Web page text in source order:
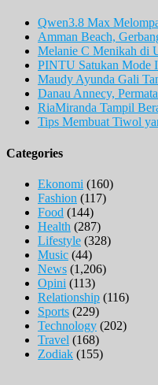
Qwen3.8 Max
Amman Beach,
Melanie C Menikah di
PINTU Satukan Mode
Maudy Ayunda Gali
Danau Annecy,
RiaMiranda Tampil
Tips Membuat Tiwol
Categories
Ekonomi (160)
Fashion (117)
Food (144)
Health (287)
Lifestyle (328)
Music (44)
News (1,206)
Opini (113)
Relationship (116)
Sports (229)
Technology (202)
Travel (168)
Zodiak (155)